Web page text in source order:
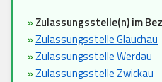
»Zulassungsstelle(n) im
»Zulassungsstelle Glauchau
»Zulassungsstelle Werdau
»Zulassungsstelle Zwickau